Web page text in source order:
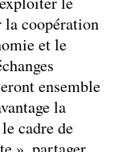
coopération
et le
ensemble
la
cadre de